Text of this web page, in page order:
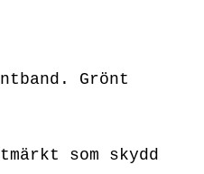
Grönt
som skydd